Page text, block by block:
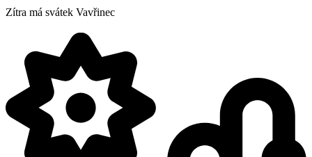
Zítra má svátek Vavřinec